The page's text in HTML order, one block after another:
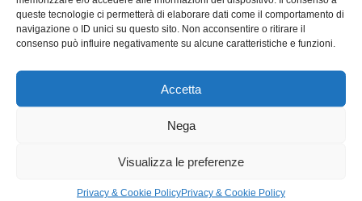
queste tecnologie ci permetterà di elaborare dati come il comportamento di
navigazione o ID unici su questo sito. Non acconsentire o ritirare il
consenso può influire negativamente su alcune caratteristiche e funzioni.
Accetta
Nega
Visualizza le preferenze
Privacy & Cookie PolicyPrivacy & Cookie Policy
attenzione alla sostenibilità e alla valorizzazione del
turismo alpino.
Dettagli
Alta quota, Opere funiviarie